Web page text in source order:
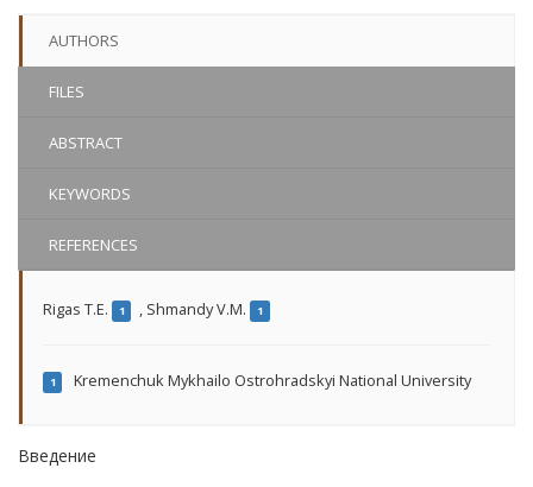
AUTHORS
FILES
ABSTRACT
KEYWORDS
REFERENCES
Rigas T.E. 1 , Shmandy V.M. 1
1 Kremenchuk Mykhailo Ostrohradskyi National University
Введение